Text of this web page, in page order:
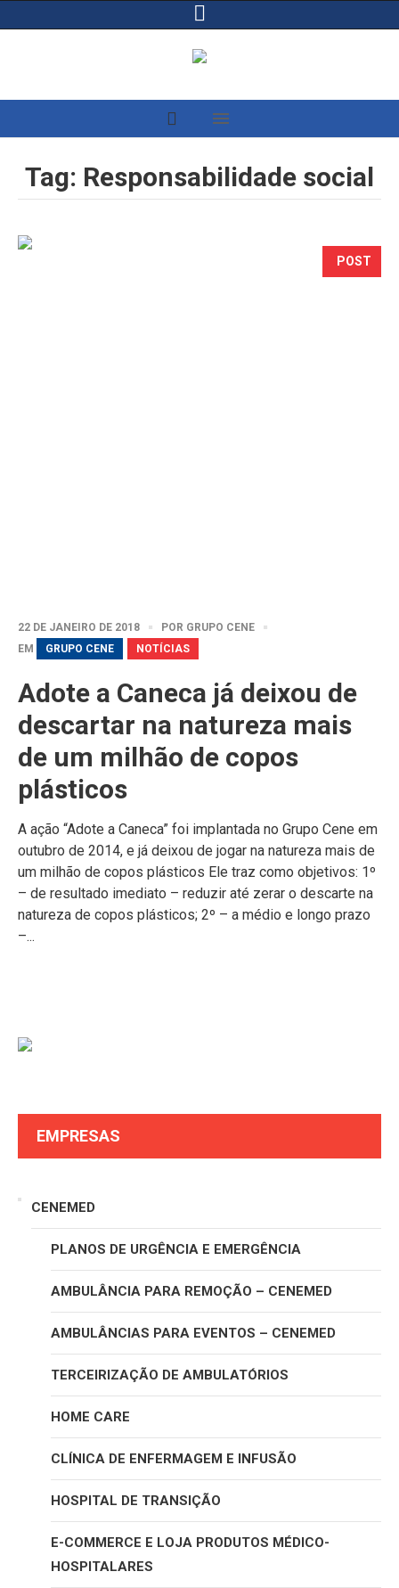
Tag: Responsabilidade social
POST
22 DE JANEIRO DE 2018 POR GRUPO CENE
EM
GRUPO CENE NOTÍCIAS
Adote a Caneca já deixou de
descartar na natureza mais
de um milhão de copos
plásticos
A ação “Adote a Caneca” foi implantada no Grupo Cene em
outubro de 2014, e já deixou de jogar na natureza mais de
um milhão de copos plásticos Ele traz como objetivos: 1º
– de resultado imediato – reduzir até zerar o descarte na
natureza de copos plásticos; 2º – a médio e longo prazo
–...
EMPRESAS
CENEMED
PLANOS DE URGÊNCIA E EMERGÊNCIA
AMBULÂNCIA PARA REMOÇÃO – CENEMED
AMBULÂNCIAS PARA EVENTOS – CENEMED
TERCEIRIZAÇÃO DE AMBULATÓRIOS
HOME CARE
CLÍNICA DE ENFERMAGEM E INFUSÃO
HOSPITAL DE TRANSIÇÃO
E-COMMERCE E LOJA PRODUTOS MÉDICO-
HOSPITALARES